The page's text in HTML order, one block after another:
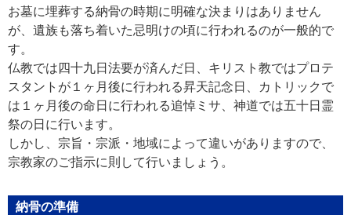
お墓に埋葬する納骨の時期に明確な決まりはありません
が、遺族も落ち着いた忌明けの頃に行われるのが一般的で
す。
仏教では四十九日法要が済んだ日、キリスト教ではプロテ
スタントが１ヶ月後に行われる昇天記念日、カトリックで
は１ヶ月後の命日に行われる追悼ミサ、神道では五十日霊
祭の日に行います。
しかし、宗旨・宗派・地域によって違いがありますので、
宗教家のご指示に則して行いましょう。
納骨の準備